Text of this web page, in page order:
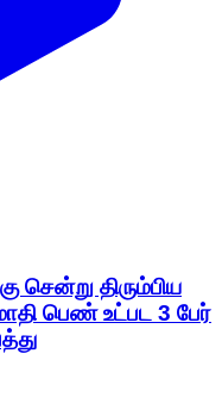
சென்று திரும்பிய
பெண் உட்பட 3 பேர்